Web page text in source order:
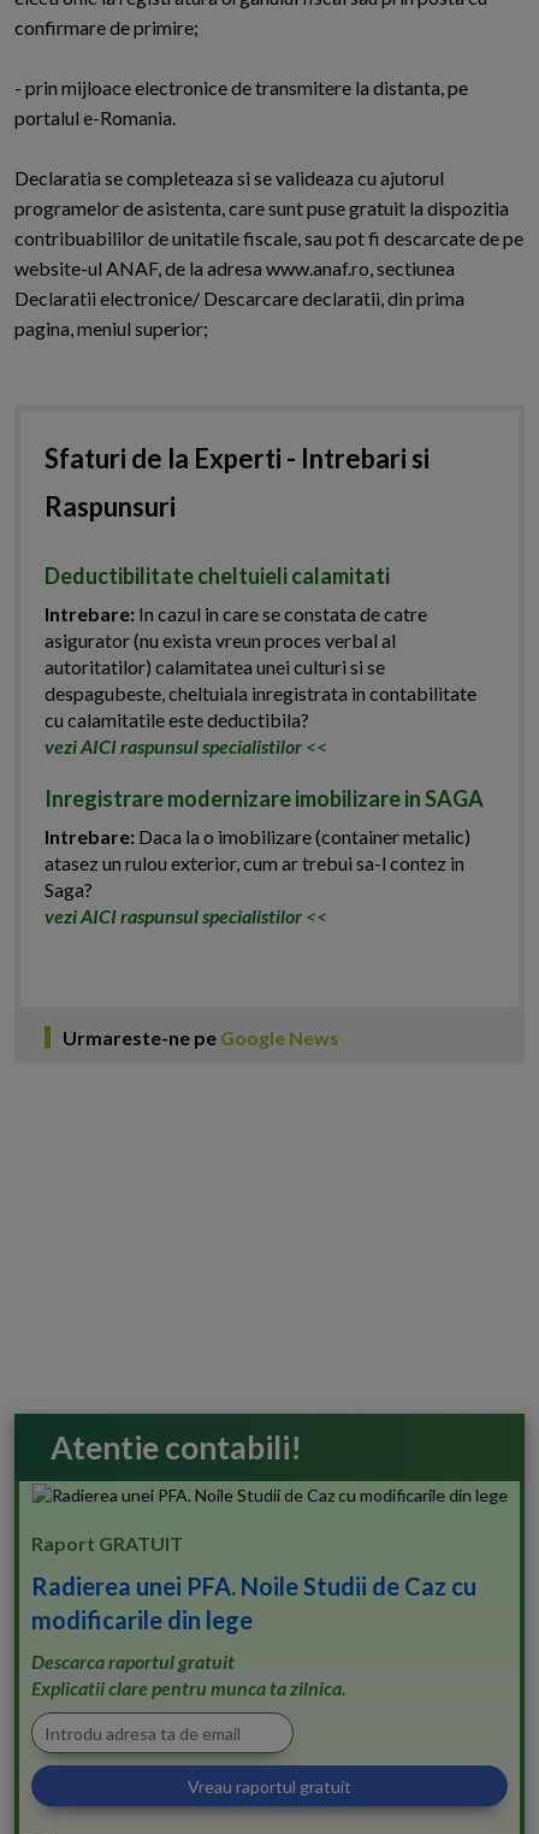
confirmare de primire;
- prin mijloace electronice de transmitere la distanta, pe
portalul e-Romania.
Declaratia se completeaza si se valideaza cu ajutorul
programelor de asistenta, care sunt puse gratuit la dispozitia
contribuabililor de unitatile fiscale, sau pot fi descarcate de pe
website-ul ANAF, de la adresa www.anaf.ro, sectiunea
Declaratii electronice/ Descarcare declaratii, din prima
pagina, meniul superior;
Sfaturi de la Experti - Intrebari si
Raspunsuri
Deductibilitate cheltuieli calamitati
Intrebare: In cazul in care se constata de catre
asigurator (nu exista vreun proces verbal al
autoritatilor) calamitatea unei culturi si se
despagubeste, cheltuiala inregistrata in contabilitate
cu calamitatile este deductibila?
vezi AICI raspunsul specialistilor <<
Inregistrare modernizare imobilizare in SAGA
Intrebare: Daca la o imobilizare (container metalic)
atasez un rulou exterior, cum ar trebui sa-l contez in
Saga?
vezi AICI raspunsul specialistilor <<
Urmareste-ne pe Google News
Atentie contabili!
Raport GRATUIT
Radierea unei PFA. Noile Studii de Caz cu
modificarile din lege
Descarca raportul gratuit
Explicatii clare pentru munca ta zilnica.